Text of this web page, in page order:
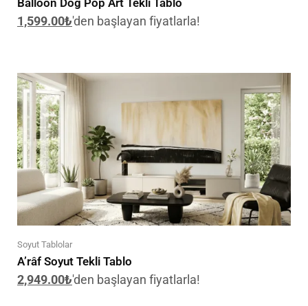
1,599.00₺'den başlayan fiyatlarla!
Soyut Tablolar
A’râf Soyut Tekli Tablo
2,949.00₺'den başlayan fiyatlarla!